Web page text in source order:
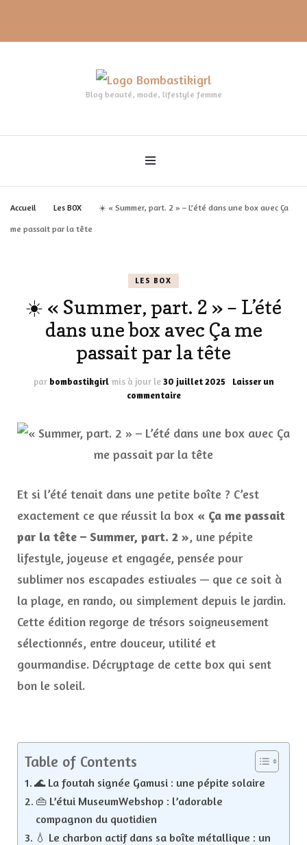
Blog beauté, mode, lifestyle femme
Accueil Les BOX ☀️ « Summer, part. 2 » – L’été dans une box avec Ça
me passait par la tête
LES BOX
☀️ « Summer, part. 2 » – L’été
dans une box avec Ça me
passait par la tête
par bombastikgirl mis à jour le30 juillet 2025
Laisser un
commentairesur
Summer,
part.
–
dans
box
avec
Ça
me
passait
la
tête
Et si l’été tenait dans une petite boîte ? C’est
exactement ce que réussit la box « Ça me passait
par la tête – Summer, part. 2 », une pépite
lifestyle, joyeuse et engagée, pensée pour
sublimer nos escapades estivales — que ce soit à
la plage, en rando, ou simplement depuis le jardin.
Cette édition regorge de trésors soigneusement
sélectionnés, entre douceur, utilité et
gourmandise. Décryptage de cette box qui sent
bon le soleil.
Table of Contents
🌊 La foutah signée Gamusi : une pépite solaire
👜 L’étui MuseumWebshop : l’adorable
compagnon du quotidien
💧 Le charbon actif dans sa boîte métallique : un